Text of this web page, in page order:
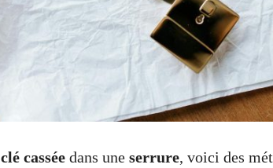
clé cassée dans une serrure, voici des